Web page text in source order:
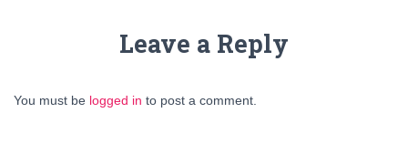
Leave a Reply
You must be logged in to post a comment.